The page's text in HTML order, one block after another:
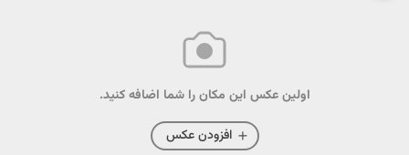
اولین عکس این مکان را شما اضافه کنید.
افزودن عکس